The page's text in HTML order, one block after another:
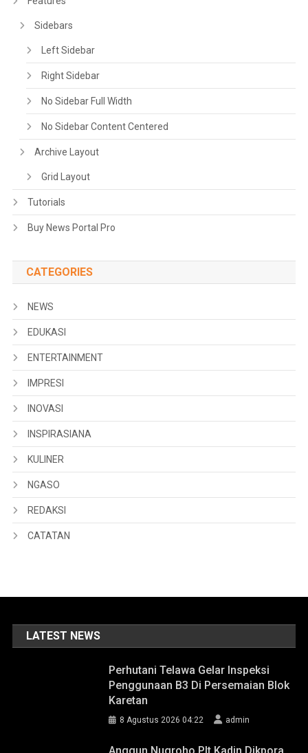
Sidebars
Left Sidebar
Right Sidebar
No Sidebar Full Width
No Sidebar Content Centered
Archive Layout
Grid Layout
Tutorials
Buy News Portal Pro
CATEGORIES
NEWS
EDUKASI
ENTERTAINMENT
IMPRESI
INOVASI
INSPIRASIANA
KULINER
NGASO
REDAKSI
CATATAN
LATEST NEWS
Perhutani Telawa Gelar Inspeksi
Penggunaan B3 Di Persemaian Blok
Karetan
8 Agustus 2026 04:22 admin
Anggun Nugroho Plt Kadin Dikpora